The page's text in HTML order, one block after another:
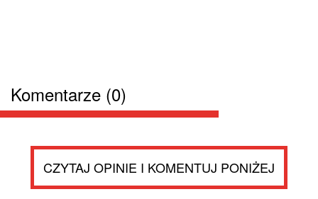
Komentarze (0)
CZYTAJ OPINIE I KOMENTUJ PONIŻEJ